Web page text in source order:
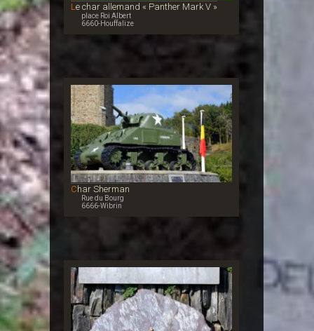
Le char allemand « Panther Mark V »
place Roi Albert
6660-Houffalize
Char Sherman
Rue du Bourg
6666-Wibrin